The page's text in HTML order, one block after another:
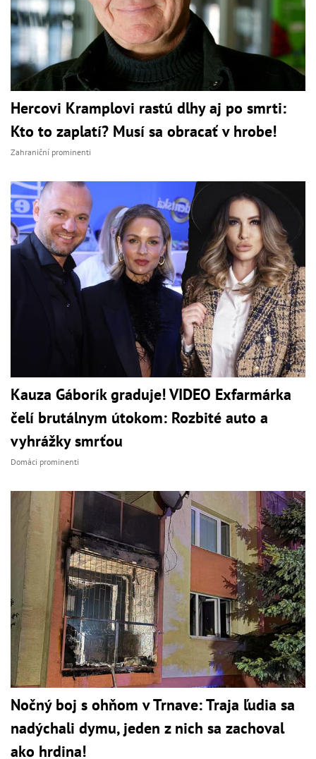
Hercovi Kramplovi rastú dlhy aj po smrti:
Kto to zaplatí? Musí sa obracať v hrobe!
Zahraniční prominenti
Kauza Gáborík graduje! VIDEO Exfarmárka
čelí brutálnym útokom: Rozbité auto a
vyhrážky smrťou
Domáci prominenti
Nočný boj s ohňom v Trnave: Traja ľudia sa
nadýchali dymu, jeden z nich sa zachoval
ako hrdina!